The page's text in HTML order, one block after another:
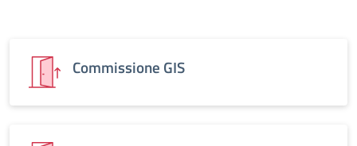
Commissione GIS